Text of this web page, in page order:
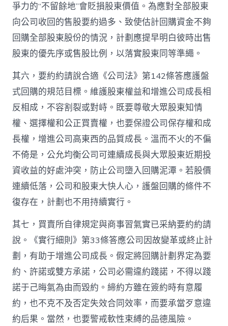
爭力的“不留餘地”會貶損股東價值。為應對全部股東
向公司收回的售股要約過多、致使估計回購資金不夠
回購全部股東股份的情況，計劃應提早明白彼時出售
股東的優先序或售股比例，以落實股東同等準繩。
其六，要約約請說合適《公司法》第142條答應護盤
式回購的規范目標。維護股東權益和增進公司成長相
反相成，不容割裂或對峙。既要尊敬大眾股東知情
權、選擇權和公正買賣權，也要保證公司保存權和成
長權，增進公司高東西的品質成長。溫而不火的不偏
不倚是，公允均衡公司可連續成長與大眾股東近期投
資收益的好處沖突，防止公司墮入回購泥潭。若股價
連續低落，公司和股東大快人心，護盤回購的條件不
復存在，計劃也不用持續實行。
其七，買賣所自律規定與商事習氣實已采納要約約請
說。《實行細則》第33條答應公司因故變革或終止計
劃，有助于增進公司成長。假定將回購計劃界定為要
約、許諾或雙方承諾，公司必需違約踐諾，不得以踐
諾于己晦氣為由而毀約。締約方雖在簽約時有意履
約，也不克不及否定失效合同效率，而要承當歹意違
約后果。當然，也要警戒軟性束縛的品德風險。